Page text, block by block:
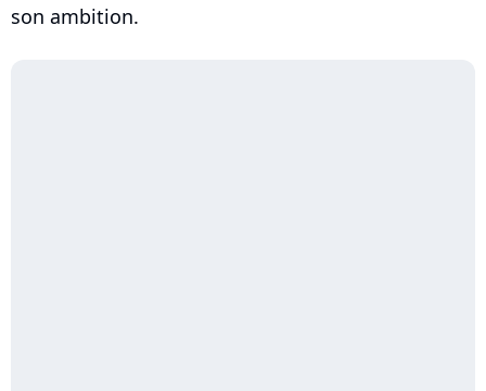
son ambition.